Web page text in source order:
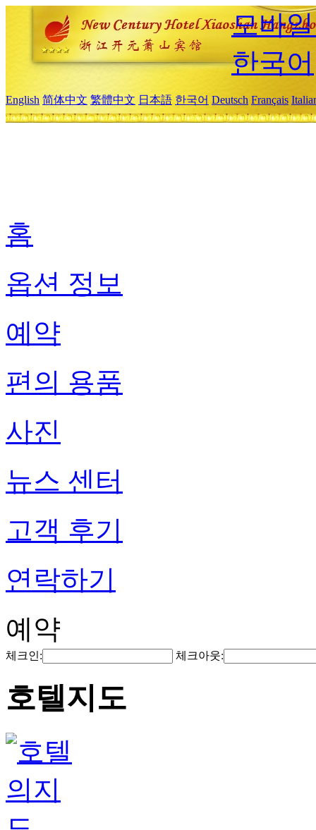
모바
한국어
English 简体中文 繁體中文 日本語 한국어 Deutsch Français
홈
옵션 정보
예약
편의 용품
사진
뉴스 센터
고객 후기
연락하기
예약
체크인: 체크아웃:
호텔지도